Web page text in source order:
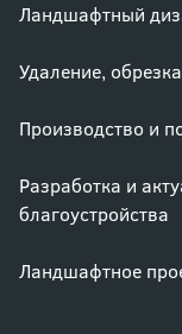
Ландшафтный
Удаление,
Производство и
Разработка и
благоустройства
Ландшафтное